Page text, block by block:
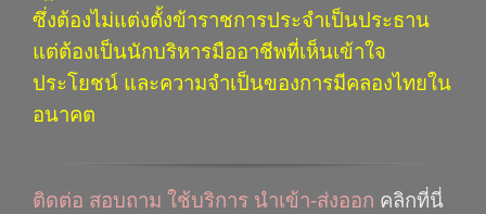
ซึ่งต้องไม่แต่งตั้งข้าราชการประจำเป็นประธาน
แต่ต้องเป็นนักบริหารมืออาชีพที่เห็นเข้าใจ
ประโยชน์ และความจำเป็นของการมีคลองไทยใน
อนาคต
ติดต่อ สอบถาม ใช้บริการ นำเข้า-ส่งออก คลิกที่นี่